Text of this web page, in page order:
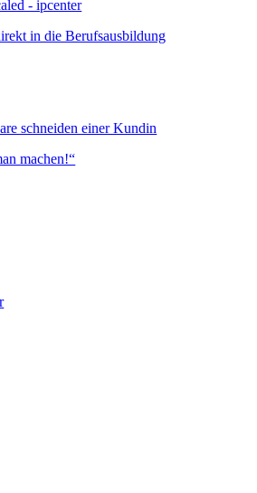
in die Berufsausbildung
machen!“